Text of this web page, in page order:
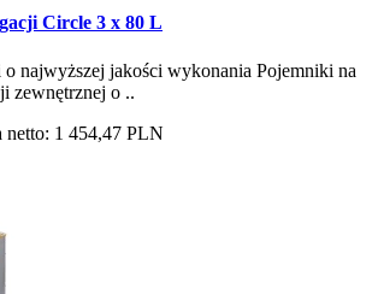
Circle 3 x 80 L
o najwyższej jakości wykonania Pojemniki na
zewnętrznej o ..
netto: 1 454,47 PLN